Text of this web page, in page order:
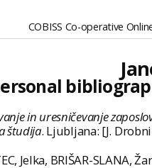
COBISS Co-operative
in uresničevanje
študija. Ljubljana: [J.
Jelka, BRIŠAR-SLANA,